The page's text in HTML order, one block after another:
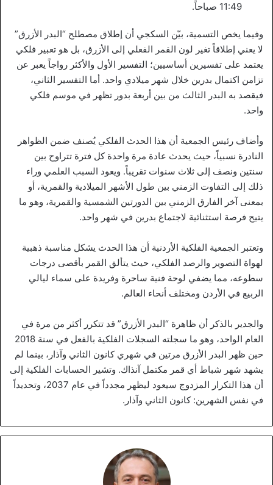
11:49 صباحاً.
وفيما يخص التسمية، بيّن السكجي أن إطلاق مصطلح “البدر الأزرق”
لا يعني إطلاقاً تغير لون القمر الفعلي إلى الأزرق، بل هو تعبير فلكي
يعتمد على تفسيرين أساسيين؛ التفسير الأول والأكثر رواجاً يعبر عن
تزامن اكتمال بدرين خلال شهر ميلادي واحد. أما التفسير الثاني،
فيقصد به البدر الثالث من بين أربعة بدور تظهر في موسم فلكي
واحد.
وأضاف رئيس الجمعية أن هذا الحدث الفلكي يُصنف ضمن الظواهر
النادرة نسبياً، حيث يحدث عادة مرة واحدة كل فترة تتراوح بين
سنتين ونصف إلى ثلاث سنوات تقريباً. ويعود السبب العلمي وراء
ذلك إلى التفاوت الزمني بين طول الأشهر الميلادية والقمرية، أو
بمعنى آخر الفارق الزمني بين الدورتين الشمسية والقمرية، وهو ما
يتيح فرصة استثنائية لاجتماع بدرين في شهر واحد.
وتعتبر الجمعية الفلكية الأردنية أن هذا الحدث يشكل مناسبة ذهبية
لهواة التصوير والرصد الفلكي، حيث يتألق القمر بأقصى درجات
سطوعه، مما يضفي لوحة فنية ساحرة وفريدة على سماء ليالي
الربيع في الأردن ومختلف أنحاء العالم.
والجدير بالذكر أن ظاهرة “البدر الأزرق” قد تتكرر أكثر من مرة في
العام الواحد، وهو ما سجلته السجلات الفلكية بالفعل في سنة 2018
حين ظهر البدر الأزرق مرتين في شهري كانون الثاني وآذار، بينما لم
يشهد شهر شباط أي قمر مكتمل آنذاك. وتشير الحسابات الفلكية إلى
أن هذا التكرار المزدوج سيعود ليظهر مجدداً في عام 2037، وتحديداً
في نفس الشهرين: كانون الثاني وآذار.